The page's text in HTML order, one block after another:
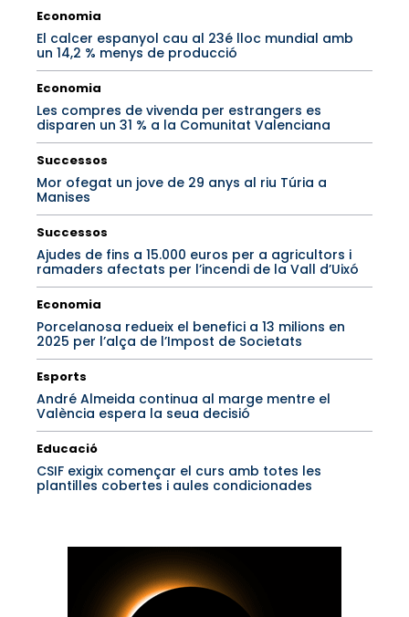
Economia
El calcer espanyol cau al 23é lloc mundial amb
un 14,2 % menys de producció
Economia
Les compres de vivenda per estrangers es
disparen un 31 % a la Comunitat Valenciana
Successos
Mor ofegat un jove de 29 anys al riu Túria a
Manises
Successos
Ajudes de fins a 15.000 euros per a agricultors i
ramaders afectats per l’incendi de la Vall d’Uixó
Economia
Porcelanosa redueix el benefici a 13 milions en
2025 per l’alça de l’Impost de Societats
Esports
André Almeida continua al marge mentre el
València espera la seua decisió
Educació
CSIF exigix començar el curs amb totes les
plantilles cobertes i aules condicionades